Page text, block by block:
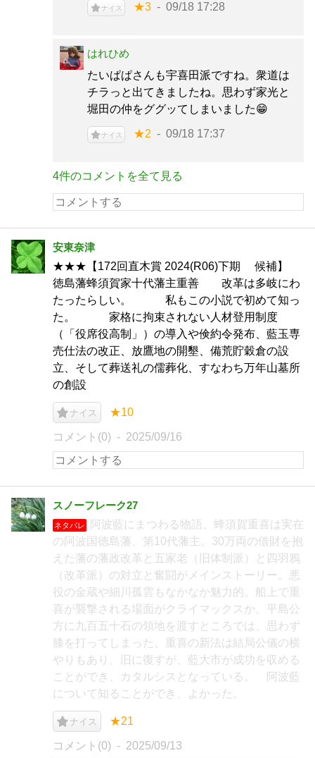
ナイス ★3 09/18 17:28
はれひめ
たいぱぱさんも宇喜田派ですね。衆道は
チラっと出てきましたね。思わず家光と
堀田の仲をググッてしまいました😁
ナイス ★2 09/18 17:37
4件のコメントを全て見る
安東奈津
★★★【172回直木賞 2024(R06)下期 候補】
徳島藩蜂須賀家十代藩主重善 改革は多岐にわ
たったらしい。 私もこの小説で初めて知っ
た。 家格に拘束されない人材登用制度
（「役席役高制」）の導入や倹約令発布、藍玉専
売仕法の改正、放鷹地の開墾、備荒貯穀倉の設
立、そして葬送礼の儒葬化、すなわち万年山墓所
の創設
ナイス ★10
コメント(0) 2025/09/16
スノーフレーク27
ネタバレ
阿波藍にまつわる物語。蜂須賀重喜は実在
の阿波国徳島藩、第10代藩主。30万両の借財を抱
えた藩の藩政改革と五家老（旧体制派）と四羽鴉
（改革派）の対立と奮闘がメインストーリー。悪
役の金蔵や細川孤雲もなかなか魅力的。船上で重
喜が襲撃される場面がクライマックスか。平島公
方に九百五十石の領地を渡すところでは、思わず
膝を打ってしまった。重喜の新法は結局公儀の横
やりもあり、旧に復すが、藍大市が成功を収める
ことができ、カタルシスとなっている。 阿波藍
について知ることができ、よかった。
ナイス ★21
コメント(0) 2025/09/13